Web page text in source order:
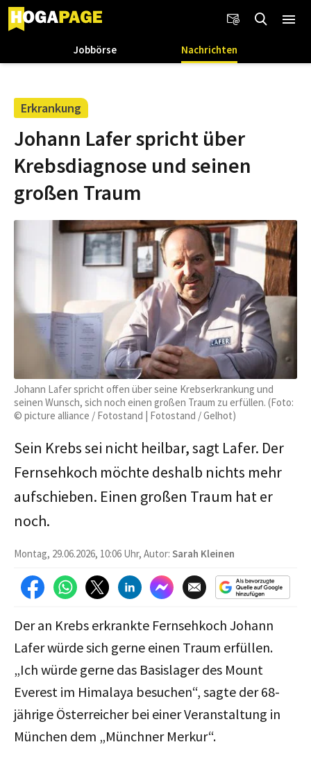
Jobbörse Nachrichten
Erkrankung
Johann Lafer spricht über
Krebsdiagnose und seinen
großen Traum
Johann Lafer spricht offen über seine Krebserkrankung und
seinen Wunsch, sich noch einen großen Traum zu erfüllen. (Foto:
© picture alliance / Fotostand | Fotostand / Gelhot)
Sein Krebs sei nicht heilbar, sagt Lafer. Der
Fernsehkoch möchte deshalb nichts mehr
aufschieben. Einen großen Traum hat er
noch.
Montag, 29.06.2026, 10:06 Uhr, Autor: Sarah Kleinen
Der an Krebs erkrankte Fernsehkoch Johann
Lafer würde sich gerne einen Traum erfüllen.
„Ich würde gerne das Basislager des Mount
Everest im Himalaya besuchen“, sagte der 68-
jährige Österreicher bei einer Veranstaltung in
München dem „Münchner Merkur“.